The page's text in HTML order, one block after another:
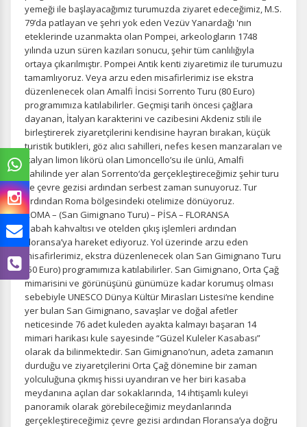
yemeği ile başlayacağımız turumuzda ziyaret edeceğimiz, M.S.
79’da patlayan ve şehri yok eden Vezüv Yanardağı 'nın
eteklerinde uzanmakta olan Pompei, arkeologların 1748
yılında uzun süren kazıları sonucu, şehir tüm canlılığıyla
ortaya çıkarılmıştır. Pompei Antik kenti ziyaretimiz ile turumuzu
tamamlıyoruz. Veya arzu eden misafirlerimiz ise ekstra
düzenlenecek olan Amalfi İncisi Sorrento Turu (80 Euro)
programımıza katılabilirler. Geçmişi tarih öncesi çağlara
dayanan, İtalyan karakterini ve cazibesini Akdeniz stili ile
birleştirerek ziyaretçilerini kendisine hayran bırakan, küçük
turistik butikleri, göz alıcı sahilleri, nefes kesen manzaraları ve
İtalyan limon likörü olan Limoncello’su ile ünlü, Amalfi
sahilinde yer alan Sorrento‘da gerçekleştireceğimiz şehir turu
ve çevre gezisi ardından serbest zaman sunuyoruz. Tur
ardından Roma bölgesindeki otelimize dönüyoruz.
ROMA – (San Gimignano Turu) – PİSA – FLORANSA
Sabah kahvaltısı ve otelden çıkış işlemleri ardından
Floransa’ya hareket ediyoruz. Yol üzerinde arzu eden
misafirlerimiz, ekstra düzenlenecek olan San Gimignano Turu
(50 Euro) programımıza katılabilirler. San Gimignano, Orta Çağ
mimarisini ve görünüşünü günümüze kadar korumuş olması
sebebiyle UNESCO Dünya Kültür Mirasları Listesi‘ne kendine
yer bulan San Gimignano, savaşlar ve doğal afetler
neticesinde 76 adet kuleden ayakta kalmayı başaran 14
mimari harikası kule sayesinde “Güzel Kuleler Kasabası”
olarak da bilinmektedir. San Gimignano’nun, adeta zamanın
durduğu ve ziyaretçilerini Orta Çağ dönemine bir zaman
yolculuğuna çıkmış hissi uyandıran ve her biri kasaba
meydanına açılan dar sokaklarında, 14 ihtişamlı kuleyi
panoramik olarak görebileceğimiz meydanlarında
gerçekleştireceğimiz çevre gezisi ardından Floransa’ya doğru